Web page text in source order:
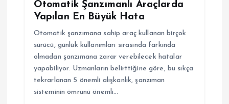
Otomatik Şanzımanlı Araçlarda
Yapılan En Büyük Hata
Otomatik şanzımana sahip araç kullanan birçok
sürücü, günlük kullanımları sırasında farkında
olmadan şanzımana zarar verebilecek hatalar
yapabiliyor. Uzmanların belirttiğine göre, bu sıkça
tekrarlanan 5 önemli alışkanlık, şanzıman
sisteminin ömrünü önemli…